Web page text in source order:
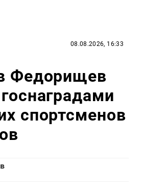
08.08.2026, 16:33
Федорищев
спортсменов